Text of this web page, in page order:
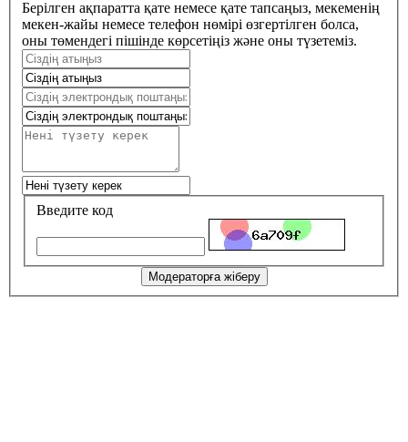
Берілген ақпаратта қате немесе қате тапсаңыз, мекеменің
мекен-жайы немесе телефон нөмірі өзгертілген болса,
оны төмендегі пішінде көрсетіңіз және оны түзетеміз.
Введите код
Модераторға жіберу